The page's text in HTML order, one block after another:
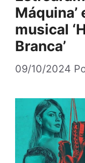
musical
Branca’
09/10/2024